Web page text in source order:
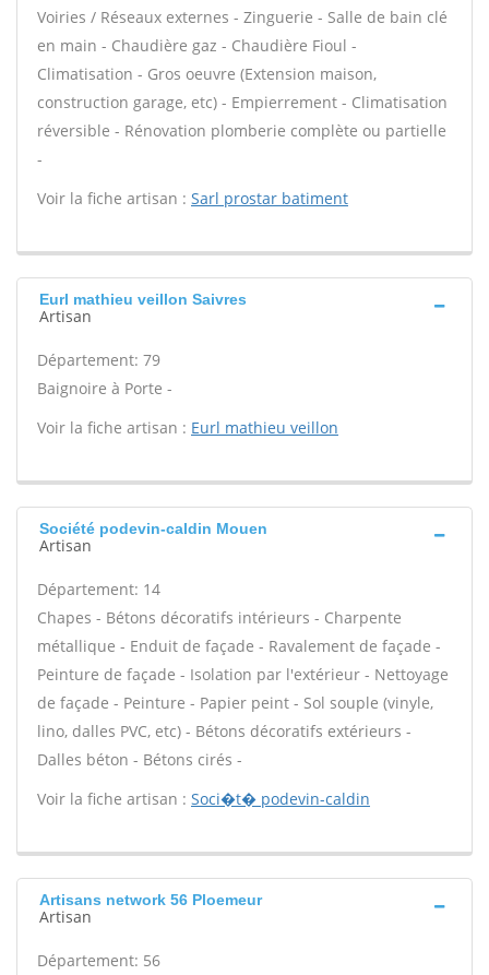
Voiries / Réseaux externes - Zinguerie - Salle de bain clé
en main - Chaudière gaz - Chaudière Fioul -
Climatisation - Gros oeuvre (Extension maison,
construction garage, etc) - Empierrement - Climatisation
réversible - Rénovation plomberie complète ou partielle
-
Voir la fiche artisan : Sarl prostar batiment
Eurl mathieu veillon Saivres
Artisan
Département: 79
Baignoire à Porte -
Voir la fiche artisan : Eurl mathieu veillon
Société podevin-caldin Mouen
Artisan
Département: 14
Chapes - Bétons décoratifs intérieurs - Charpente
métallique - Enduit de façade - Ravalement de façade -
Peinture de façade - Isolation par l'extérieur - Nettoyage
de façade - Peinture - Papier peint - Sol souple (vinyle,
lino, dalles PVC, etc) - Bétons décoratifs extérieurs -
Dalles béton - Bétons cirés -
Voir la fiche artisan : Soci�t� podevin-caldin
Artisans network 56 Ploemeur
Artisan
Département: 56